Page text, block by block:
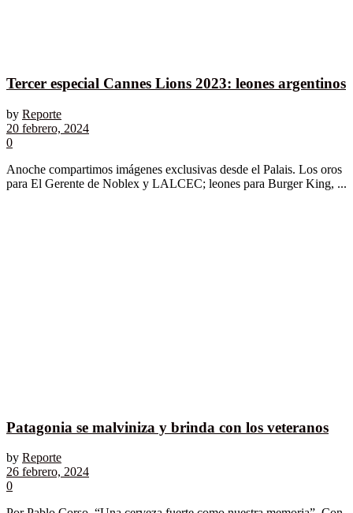
Tercer especial Cannes Lions 2023: leones argentinos
by Reporte
20 febrero, 2024
0
Anoche compartimos imágenes exclusivas desde el Palais. Los oros
para El Gerente de Noblex y LALCEC; leones para Burger King, ...
Patagonia se malviniza y brinda con los veteranos
by Reporte
26 febrero, 2024
0